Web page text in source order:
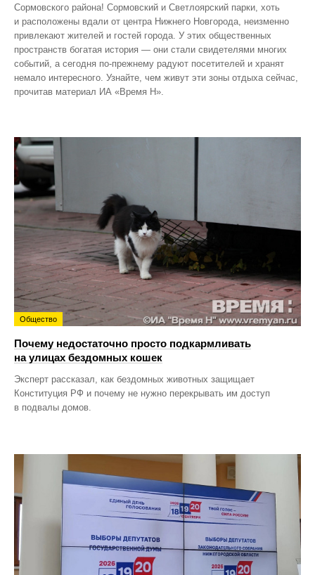
Сормовского района! Сормовский и Светлоярский парки, хоть
и расположены вдали от центра Нижнего Новгорода, неизменно
привлекают жителей и гостей города. У этих общественных
пространств богатая история — они стали свидетелями многих
событий, а сегодня по‑прежнему радуют посетителей и хранят
немало интересного. Узнайте, чем живут эти зоны отдыха сейчас,
прочитав материал ИА «Время Н».
Общество
Почему недостаточно просто подкармливать
на улицах бездомных кошек
Эксперт рассказал, как бездомных животных защищает
Конституция РФ и почему не нужно перекрывать им доступ
в подвалы домов.